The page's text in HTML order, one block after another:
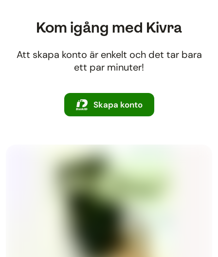
Kom igång med Kivra
Att skapa konto är enkelt och det tar bara
ett par minuter!
Skapa konto